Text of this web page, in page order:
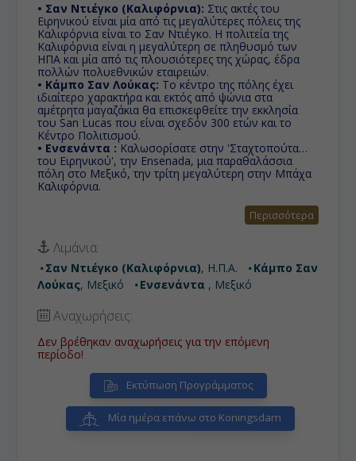
• Σαν Ντιέγκο (Καλιφόρνια): Στις ακτές του
Ειρηνικού είναι μία από τις μεγαλύτερες πόλεις της
Καλιφόρνια είναι το Σαν Ντιέγκο. Η πολιτεία της
Καλιφόρνια είναι η μεγαλύτερη σε πληθυσμό των
ΗΠΑ και μία από τις πλουσιότερες της χώρας, έδρα
πολλών πολυεθνικών εταιρειών.
• Κάμπο Σαν Λούκας: Το κέντρο της πόλης έχει
ιδιαίτερο χαρακτήρα και εκτός από ψώνια στα
αμέτρητα μαγαζάκια θα επισκεφθείτε την εκκλησία
του San Lucas που είναι σχεδόν 300 ετών και το
Κέντρο Πολιτισμού.
• Ενσενάντα :Καλωσορίσατε στην 'Σταχτοπούτα
του Ειρηνικού', την Ensenada, μια παραθαλάσσια
πόλη στο Μεξικό, την τρίτη μεγαλύτερη στην Μπάχα
Καλιφόρνια.
Περισσότερα
Λιμάνια:
Σαν Ντιέγκο (Καλιφόρνια), Η.Π.Α.
Κάμπο Σαν
Λούκας, Μεξικό Ενσενάντα , Μεξικό
Αναχωρήσεις:
Δεν βρέθηκαν αναχωρήσεις για την επόμενη
περίοδο!
Εκτύπωση Προγράμματος
Μία ημέρα επάνω στο Koningsdam